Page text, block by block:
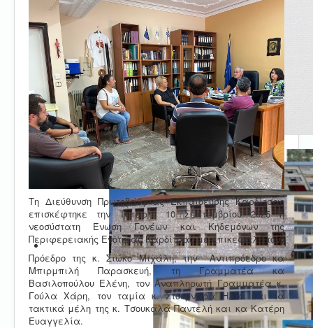
Τη Διεύθυνση Πρωτοβάθμιας Εκπαίδευσης Καρδίτσας
επισκέφτηκε την Τετάρτη 10 Σεπτεμβρίου 2025 η
νεοσύστατη Ένωση Γονέων και Κηδεμόνων της
Περιφερειακής Ενότητας Καρδίτσας με επικεφαλή τον
Πρόεδρο της κ. Σιώκο Μιχάλη, την Αντιπρόεδρο κα
Μπιρμπιλή Παρασκευή, τη Γραμματέα κα
Βασιλοπούλου Ελένη, τον Αναπληρωτή Γραμματέα κ.
Γούλα Χάρη, τον ταμία κ. Στουρνάρα Ηλία και τα
τακτικά μέλη της κ. Τσουκαλά Παντελή και κα Κατέρη
Ευαγγελία.